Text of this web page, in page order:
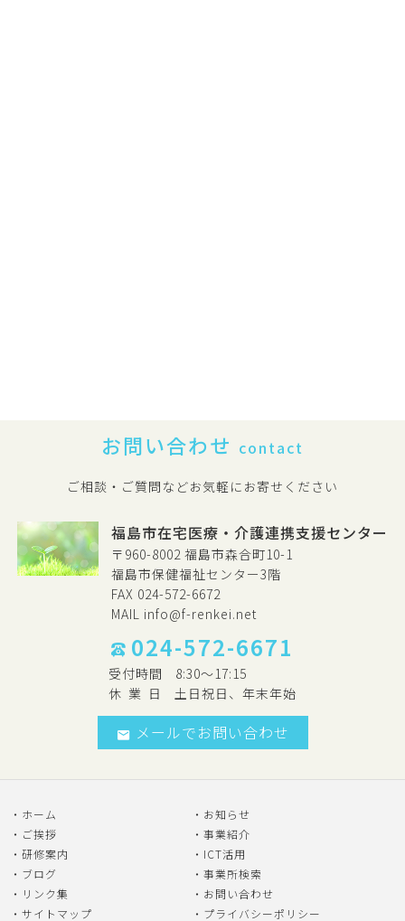
お問い合わせ contact
ご相談・ご質問などお気軽にお寄せください
福島市在宅医療・介護連携支援センター
〒960-8002 福島市森合町10-1
福島市保健福祉センター3階
FAX 024-572-6672
MAIL info@f-renkei.net
024-572-6671
受付時間
8:30～17:15
休 業 日 土日祝日、年末年始
メールでお問い合わせ
ホーム
お知らせ
ご挨拶
事業紹介
研修案内
ICT活用
ブログ
事業所検索
リンク集
お問い合わせ
サイトマップ
プライバシーポリシー